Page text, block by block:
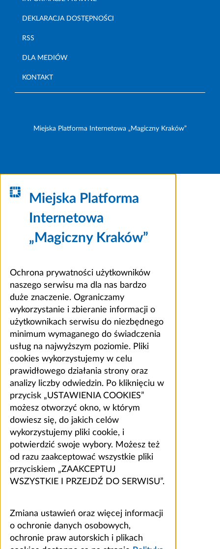
DEKLARACJA DOSTĘPNOŚCI
RSS
DLA MEDIÓW
KONTAKT
Miejska Platforma Internetowa „Magiczny Kraków”
Miejska Platforma
Internetowa
„Magiczny Kraków”
Ochrona prywatności użytkowników
naszego serwisu ma dla nas bardzo
duże znaczenie. Ograniczamy
wykorzystanie i zbieranie informacji o
użytkownikach serwisu do niezbędnego
minimum wymaganego do świadczenia
usług na najwyższym poziomie. Pliki
cookies wykorzystujemy w celu
prawidłowego działania strony oraz
analizy liczby odwiedzin. Po kliknięciu w
przycisk „USTAWIENIA COOKIES”
możesz otworzyć okno, w którym
dowiesz się, do jakich celów
wykorzystujemy pliki cookie, i
potwierdzić swoje wybory. Możesz też
od razu zaakceptować wszystkie pliki
przyciskiem „ZAAKCEPTUJ
WSZYSTKIE I PRZEJDŹ DO SERWISU”.
Zmiana ustawień oraz więcej informacji
o ochronie danych osobowych,
ochronie praw autorskich i plikach